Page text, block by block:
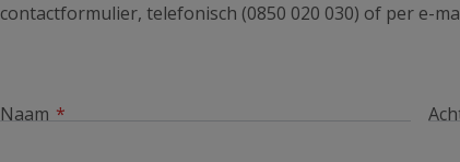
contactformulier, telefonisch (0850 020 030) of per e-
Naam